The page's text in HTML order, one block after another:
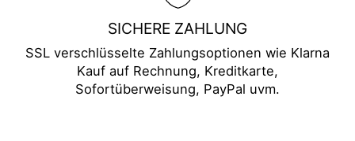
SICHERE ZAHLUNG
SSL verschlüsselte Zahlungsoptionen wie Klarna
Kauf auf Rechnung, Kreditkarte,
Sofortüberweisung, PayPal uvm.